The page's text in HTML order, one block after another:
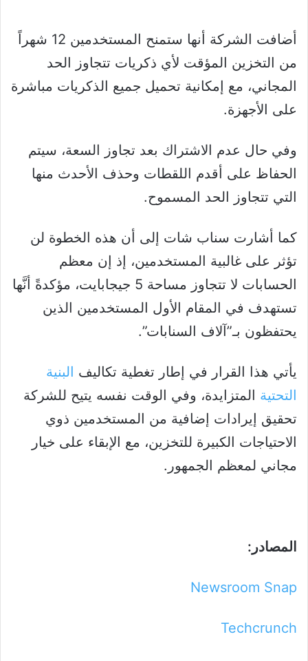
أضافت الشركة أنها ستمنح المستخدمين 12 شهراً
من التخزين المؤقت لأي ذكريات تتجاوز الحد
المجاني، مع إمكانية تحميل جميع الذكريات مباشرة
على الأجهزة.
وفي حال عدم الاشتراك بعد تجاوز السعة، سيتم
الحفاظ على أقدم اللقطات وحذف الأحدث منها
التي تتجاوز الحد المسموح.
كما أشارت سناب شات إلى أن هذه الخطوة لن
تؤثر على غالبية المستخدمين، إذ إن معظم
الحسابات لا تتجاوز مساحة 5 جيجابايت، مؤكدةً أنَّها
تستهدف في المقام الأول المستخدمين الذين
يحتفظون بـ”آلاف السنابات”.
يأتي هذا القرار في إطار تغطية تكاليف البنية
التحتية المتزايدة، وفي الوقت نفسه يتيح للشركة
تحقيق إيرادات إضافية من المستخدمين ذوي
الاحتياجات الكبيرة للتخزين، مع الإبقاء على خيار
مجاني لمعظم الجمهور.
المصادر:
Newsroom Snap
Techcrunch